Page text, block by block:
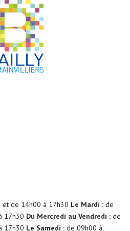
de 14h00 à 17h30 Le Mardi : de
17h30 Du Mercredi au Vendredi : de
17h30 Le Samedi : de 09h00 à